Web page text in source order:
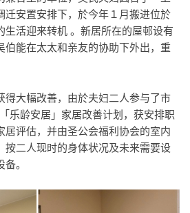
迁安置安排下，於今年１月搬进位於
生活迎来转机 。新居所在的屋邨设有
伯能在太太和亲友的协助下外出，重
得大幅改善，由於夫妇二人参与了市
乐龄安居」家居改善计划，获安排职
居评估，并由圣公会福利协会的室内
按二人现时的身体状况及未来需要设
。